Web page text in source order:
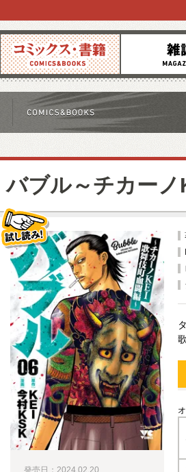
コミックス 雑誌
バブル～チカーノ
試し読み！
発売日：2024.02.20